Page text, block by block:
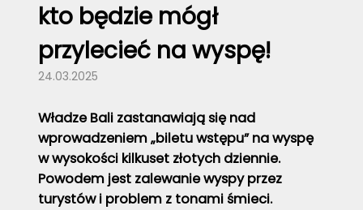
kto będzie mógł
przylecieć na wyspę!
24.03.2025
Władze Bali zastanawiają się nad
wprowadzeniem „biletu wstępu” na wyspę
w wysokości kilkuset złotych dziennie.
Powodem jest zalewanie wyspy przez
turystów i problem z tonami śmieci.